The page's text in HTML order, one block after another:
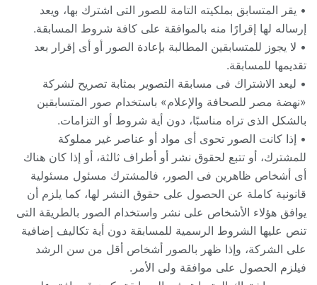
• يقر المتسابق بملكيته التامة للصور التى اشترك بها، ويعد
إرساله لها إقرارًا منه بالموافقة على كافة ‏شروط المسابقة.‏
• لا يجوز للمتسابقين المطالبة بإعادة الصور أو أى إقرار بعد
تقديمها للمسابقة.‏
• ليعد الاشتراك فى مسابقة التصوير بمثابة تصريح لشركة
«نهضة مصر للصحافة والإعلام» ‏باستخدام صور المتسابقين
بالشكل الذى تراه مناسبًا، دون أية شروط أو التزامات. ‏
• إذا كانت الصور تحوى أى مواد أو عناصر غير مملوكة
للمشترك، أو تتبع لحقوق نشر أو أطراف ‏ثالثة، أو إذا كان هناك
أى أشخاص ظاهرين فى الصور، فالمشترك مسئول مسئولية
قانونية كاملة عن ‏الحصول على حقوق النشر لها، كما يلزم أن
يوافق هؤلاء الأشخاص على نشر واستخدام الصور ‏بالطريقة التى
تنص عليها الشروط الرسمية للمسابقة دون أية تكاليف إضافية
على الشركة، وإذا ظهر ‏بالصور أشخاص أقل من سن الرشد
فيلزم الحصول على موافقة ولى الأمر.‏